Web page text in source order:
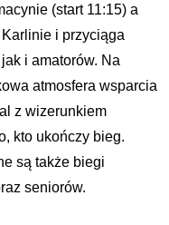
(start 11:15) a
i przyciąga
i amatorów. Na
atmosfera wsparcia
z wizerunkiem
kto ukończy bieg.
są także biegi
seniorów.